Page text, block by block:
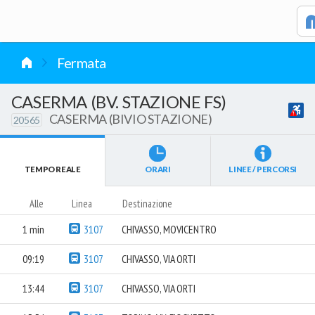
Fermata
CASERMA (BV. STAZIONE FS)
20565 CASERMA (BIVIO STAZIONE)
TEMPO REALE ORARI LINEE / PERCORSI
Alle Linea Destinazione
1 min 3107 CHIVASSO, MOVICENTRO
09:19 3107 CHIVASSO, VIA ORTI
13:44 3107 CHIVASSO, VIA ORTI